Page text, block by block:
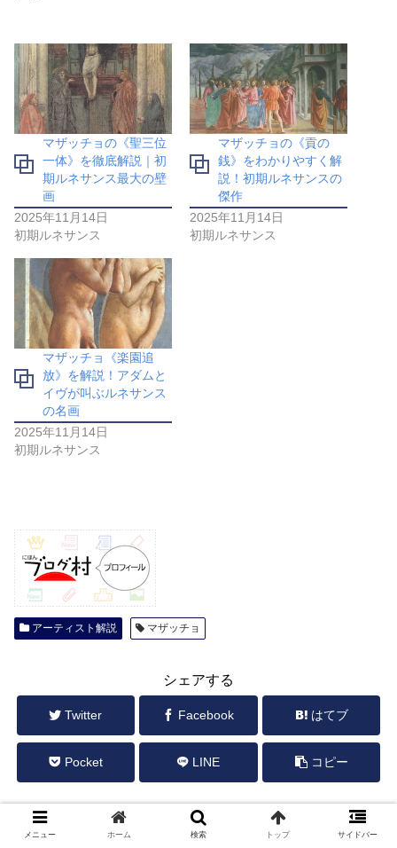
マザッチョの《聖三位
一体》を徹底解説｜初
期ルネサンス最大の壁
画
2025年11月14日
初期ルネサンス
マザッチョの《貢の
銭》をわかりやすく解
説！初期ルネサンスの
傑作
2025年11月14日
初期ルネサンス
マザッチョ《楽園追
放》を解説！アダムと
イヴが叫ぶルネサンス
の名画
2025年11月14日
初期ルネサンス
アーティスト解説 マザッチョ
シェアする
Twitter Facebook はてブ
Pocket LINE コピー
SYOUKIをフォローする
メニュー ホーム 検索 トップ サイドバー